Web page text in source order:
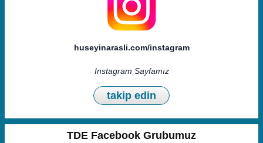
huseyinarasli.com/instagram
Instagram Sayfamız
takip edin
TDE Facebook Grubumuz